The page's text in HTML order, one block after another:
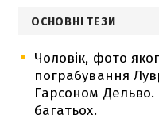
ОСНОВНІ ТЕЗИ
Чоловік, фото
пограбування
Гарсоном Дельво.
багатьох.